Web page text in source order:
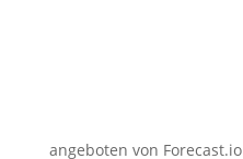
angeboten von Forecast.io